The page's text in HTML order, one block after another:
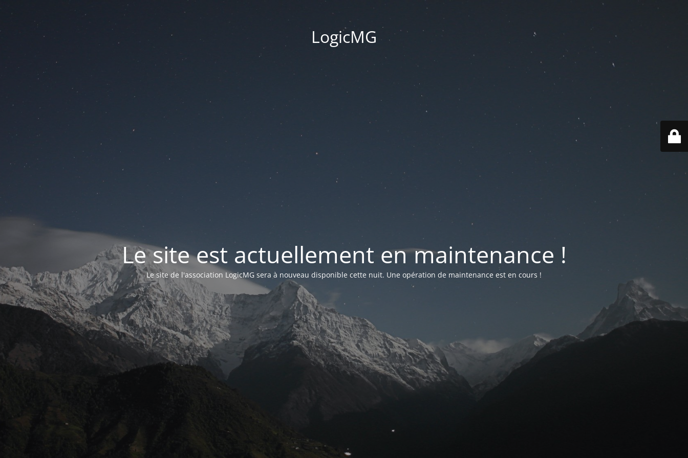
LogicMG
Le site est actuellement en maintenance !
Le site de l'association LogicMG sera à nouveau disponible cette nuit. Une opération de maintenance est en cours !